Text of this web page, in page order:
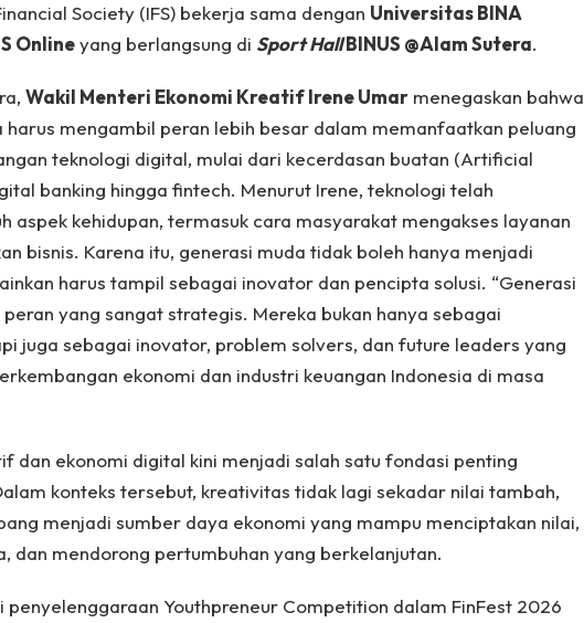
Society (IFS) bekerja sama dengan Universitas BINA
Onlineyang berlangsung di Sport HallBINUS @Alam Sutera.
Wakil Menteri Ekonomi Kreatif Irene Umarmenegaskan bahwa
harus mengambil peran lebih besar dalam memanfaatkan peluang
teknologi digital, mulai dari kecerdasan buatan (Artificial
banking hingga fintech. Menurut Irene, teknologi telah
aspek kehidupan, termasuk cara masyarakat mengakses layanan
bisnis. Karena itu, generasi muda tidak boleh hanya menjadi
harus tampil sebagai inovator dan pencipta solusi. “Generasi
yang sangat strategis. Mereka bukan hanya sebagai
juga sebagai inovator, problem solvers, dan future leaders yang
ekonomi dan industri keuangan Indonesia di masa
dan ekonomi digital kini menjadi salah satu fondasi penting
konteks tersebut, kreativitas tidak lagi sekadar nilai tambah,
menjadi sumber daya ekonomi yang mampu menciptakan nilai,
dan mendorong pertumbuhan yang berkelanjutan.
penyelenggaraan Youthpreneur Competition dalam FinFest 2026